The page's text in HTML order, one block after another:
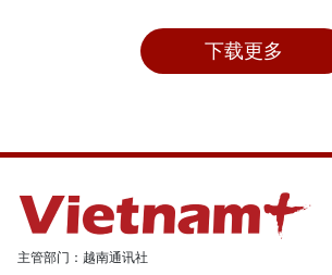
下载更多
主管部门：越南通讯社